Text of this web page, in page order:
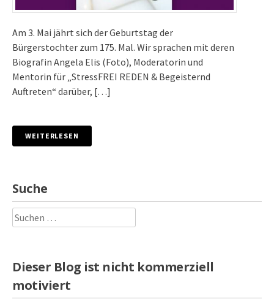
Am 3. Mai jährt sich der Geburtstag der
Bürgerstochter zum 175. Mal. Wir sprachen mit deren
Biografin Angela Elis (Foto), Moderatorin und
Mentorin für „StressFREI REDEN & Begeisternd
Auftreten“ darüber, […]
WEITERLESEN
Suche
Suchen
nach:
Dieser Blog ist nicht kommerziell
motiviert